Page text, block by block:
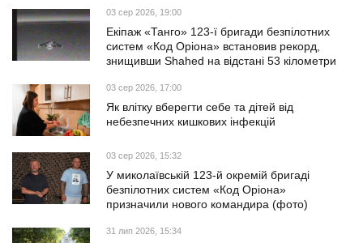
03 сер 2026, 19:00
Екіпаж «Танго» 123-ї бригади безпілотних
систем «Код Оріона» встановив рекорд,
знищивши Shahed на відстані 53 кілометри
03 сер 2026, 17:00
Як влітку вберегти себе та дітей від
небезпечних кишкових інфекцій
03 сер 2026, 15:32
У миколаївській 123-й окремій бригаді
безпілотних систем «Код Оріона»
призначили нового командира (фото)
31 лип 2026, 15:34